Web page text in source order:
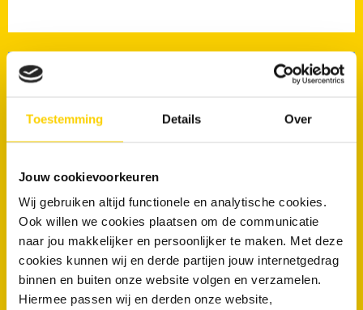
Toestemming Details Over
Jouw cookievoorkeuren
Wij gebruiken altijd functionele en analytische cookies.
Ook willen we cookies plaatsen om de communicatie
naar jou makkelijker en persoonlijker te maken. Met deze
cookies kunnen wij en derde partijen jouw internetgedrag
binnen en buiten onze website volgen en verzamelen.
Hiermee passen wij en derden onze website,
Contact
Plan een afspraak online
088 - 030 13 13
Offerteaanvraag